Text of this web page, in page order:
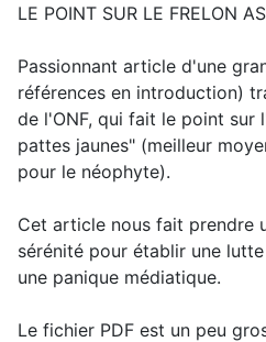
LE POINT SUR LE FRELON
Passionnant article d'une
références en introduction)
de l'ONF, qui fait le point sur
pattes jaunes" (meilleur
pour le néophyte).
Cet article nous fait prendre
sérénité pour établir une
une panique médiatique.
Le fichier PDF est un peu